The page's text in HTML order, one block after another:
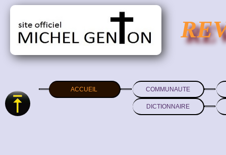
ACCUEIL COMMUNAUTE
DICTIONNAIRE